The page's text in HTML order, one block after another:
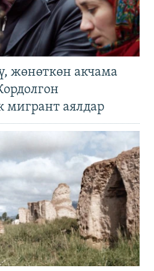
жөнөткөн акчама
мигрант аялдар